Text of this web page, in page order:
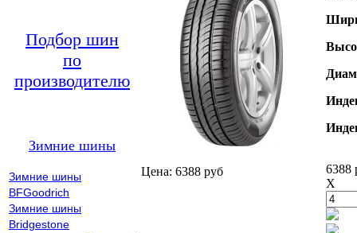
Подбор шин
по
производителю
Зимние шины
Зимние шины
BFGoodrich
Зимние шины
Bridgestone
Цена: 6388 руб
6388
X